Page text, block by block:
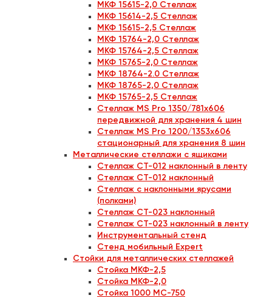
МКФ 15615-2,0 Стеллаж
МКФ 15614-2,5 Стеллаж
МКФ 15615-2,5 Стеллаж
МКФ 15764-2,0 Стеллаж
МКФ 15764-2,5 Стеллаж
МКФ 15765-2,0 Стеллаж
МКФ 18764-2.0 Стеллаж
МКФ 18765-2,0 Стеллаж
МКФ 15765-2,5 Стеллаж
Стеллаж MS Pro 1350/781x606
передвижной для хранения 4 шин
Стеллаж MS Pro 1200/1353x606
стационарный для хранения 8 шин
Металлические стеллажи с ящиками
Стеллаж СТ-012 наклонный в ленту
Стеллаж СТ-012 наклонный
Стеллаж с наклонными ярусами
(полками)
Стеллаж СТ-023 наклонный
Стеллаж СТ-023 наклонный в ленту
Инструментальный стенд
Стенд мобильный Expert
Стойки для металлических стеллажей
Стойка МКФ-2,5
Стойка МКФ-2,0
Стойка 1000 МС-750